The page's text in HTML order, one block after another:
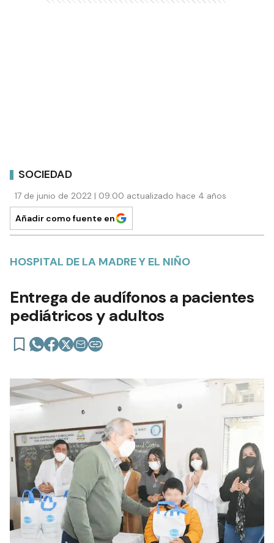
SOCIEDAD
17 de junio de 2022 | 09:00 actualizado hace 4 años
Añadir como fuente en
HOSPITAL DE LA MADRE Y EL NIÑO
Entrega de audífonos a pacientes
pediátricos y adultos